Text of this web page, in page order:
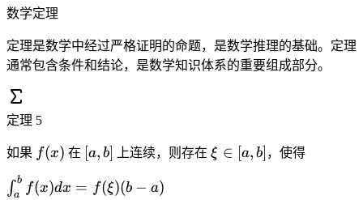
d
+
\i
n
t
_
^
c
0
x
)
g
e
数学定理
定理是数学中经过严格证明的命题，是数学推理的基础。定理
通常包含条件和结论，是数学知识体系的重要组成部分。
定理 5
如果 f
x
f(x) 在 [
,
[a, b] 上连续，则存在\
ξ ∈ [a, b] ，使得
\i
∫a
b
f(x)dx = f(ξ)(b − a)